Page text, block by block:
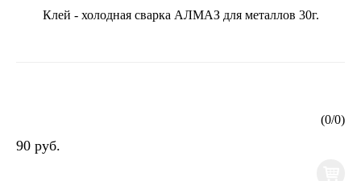
Клей - холодная сварка АЛМАЗ для металлов 30г.
(0/0)
90 руб.